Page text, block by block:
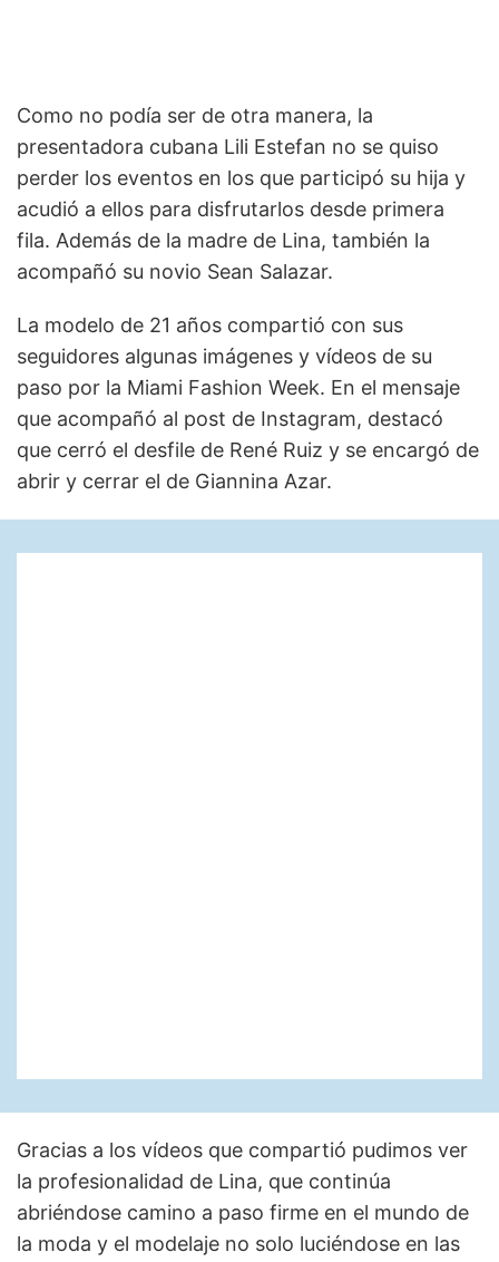
Como no podía ser de otra manera, la
presentadora cubana Lili Estefan no se quiso
perder los eventos en los que participó su hija y
acudió a ellos para disfrutarlos desde primera
fila. Además de la madre de Lina, también la
acompañó su novio Sean Salazar.
La modelo de 21 años compartió con sus
seguidores algunas imágenes y vídeos de su
paso por la Miami Fashion Week. En el mensaje
que acompañó al post de Instagram, destacó
que cerró el desfile de René Ruiz y se encargó de
abrir y cerrar el de Giannina Azar.
Gracias a los vídeos que compartió pudimos ver
la profesionalidad de Lina, que continúa
abriéndose camino a paso firme en el mundo de
la moda y el modelaje no solo luciéndose en las